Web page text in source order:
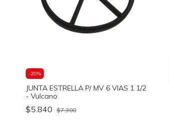
-20%
JUNTA ESTRELLA P/ MV 6 VIAS 1 1/2
- Vulcano
$5.840 $7.300